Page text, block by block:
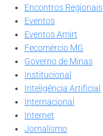
Encontros Regionais
Eventos
Eventos Amirt
Fecomércio MG
Governo de Minas
Institucional
Inteligência Artificial
Internacional
Internet
Jornalismo